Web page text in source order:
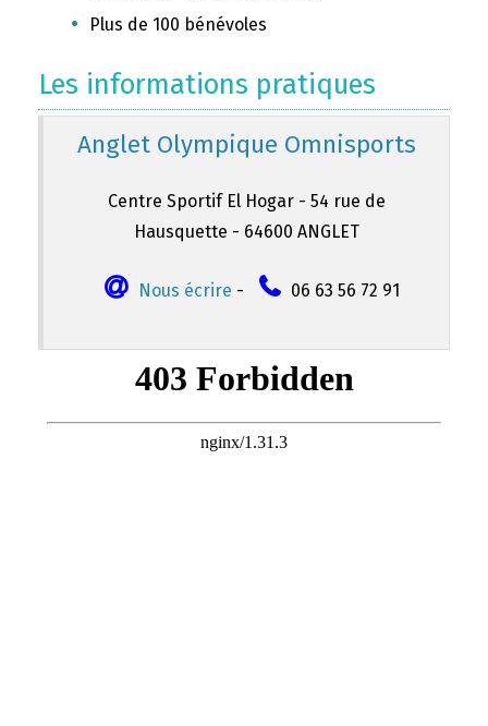
Plus de 100 bénévoles
Les informations pratiques
Anglet Olympique Omnisports
Centre Sportif El Hogar - 54 rue de
Hausquette - 64600 ANGLET
Nous écrire - 06 63 56 72 91